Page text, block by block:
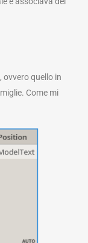
ovvero quello in
Come mi